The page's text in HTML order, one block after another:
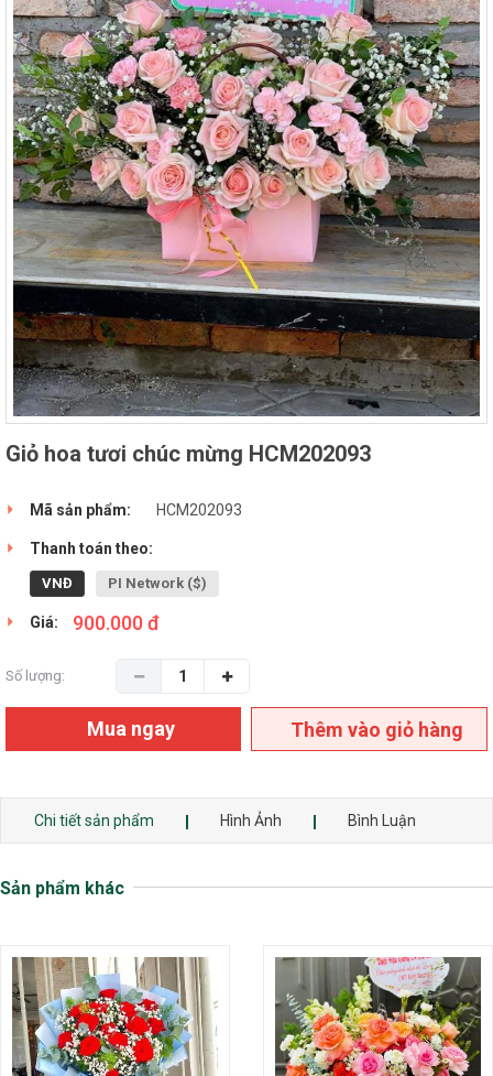
Giỏ hoa tươi chúc mừng HCM202093
Mã sản phẩm: HCM202093
Thanh toán theo:
VNĐ PI Network ($)
Giá: 900.000 đ
Số lượng:
Mua ngay Thêm vào giỏ hàng
Chi tiết sản phẩm Hình Ảnh Bình Luận
Sản phẩm khác